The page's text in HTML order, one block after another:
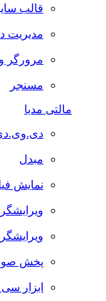
قالب
مدیریت
مرورگر
مسنجر
مالتی مدیا
مبدل
نمایش
پخش
ابزار